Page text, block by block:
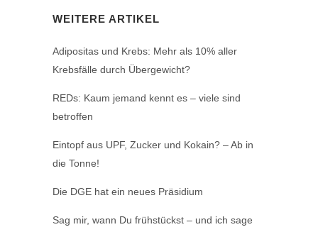
WEITERE ARTIKEL
Adipositas und Krebs: Mehr als 10% aller
Krebsfälle durch Übergewicht?
REDs: Kaum jemand kennt es – viele sind
betroffen
Eintopf aus UPF, Zucker und Kokain? – Ab in
die Tonne!
Die DGE hat ein neues Präsidium
Sag mir, wann Du frühstückst – und ich sage